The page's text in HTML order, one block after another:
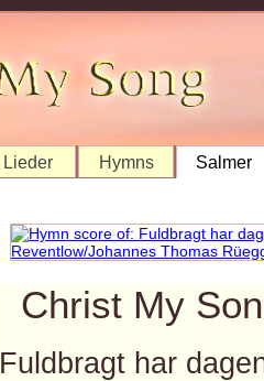
Lieder Hymns Salmer
Christ My
Fuldbragt har